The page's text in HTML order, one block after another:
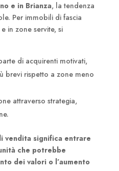
e in Brianza, la tendenza
Per immobili di fascia
in zone servite, si
di acquirenti motivati,
brevi rispetto a zone meno
attraverso strategia,
vendita significa entrare
che potrebbe
dei valori o l’aumento